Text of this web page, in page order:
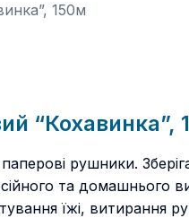
150м
“Кохавинка”,
рушники.
та домашнього
їжі, витирання